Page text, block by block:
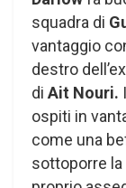
squadra di
vantaggio
destro dell’ex
di Ait Nouri.
ospiti in
come una
sottoporre la